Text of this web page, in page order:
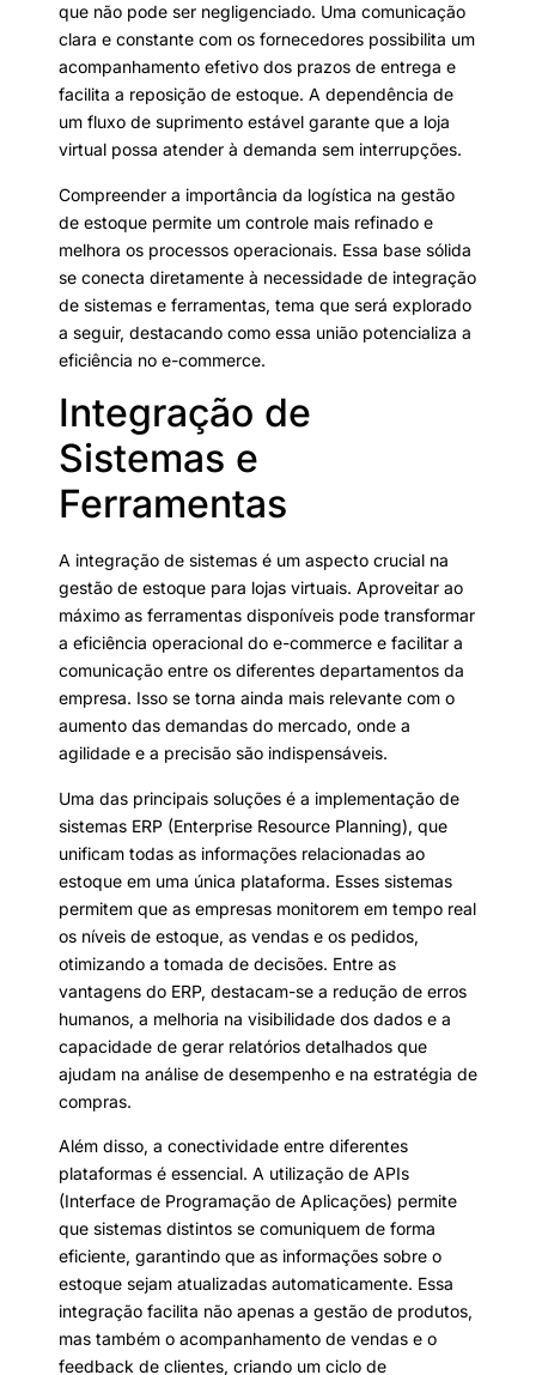
que não pode ser negligenciado. Uma comunicação
clara e constante com os fornecedores possibilita um
acompanhamento efetivo dos prazos de entrega e
facilita a reposição de estoque. A dependência de
um fluxo de suprimento estável garante que a loja
virtual possa atender à demanda sem interrupções.
Compreender a importância da logística na gestão
de estoque permite um controle mais refinado e
melhora os processos operacionais. Essa base sólida
se conecta diretamente à necessidade de integração
de sistemas e ferramentas, tema que será explorado
a seguir, destacando como essa união potencializa a
eficiência no e-commerce.
Integração de
Sistemas e
Ferramentas
A integração de sistemas é um aspecto crucial na
gestão de estoque para lojas virtuais. Aproveitar ao
máximo as ferramentas disponíveis pode transformar
a eficiência operacional do e-commerce e facilitar a
comunicação entre os diferentes departamentos da
empresa. Isso se torna ainda mais relevante com o
aumento das demandas do mercado, onde a
agilidade e a precisão são indispensáveis.
Uma das principais soluções é a implementação de
sistemas ERP (Enterprise Resource Planning), que
unificam todas as informações relacionadas ao
estoque em uma única plataforma. Esses sistemas
permitem que as empresas monitorem em tempo real
os níveis de estoque, as vendas e os pedidos,
otimizando a tomada de decisões. Entre as
vantagens do ERP, destacam-se a redução de erros
humanos, a melhoria na visibilidade dos dados e a
capacidade de gerar relatórios detalhados que
ajudam na análise de desempenho e na estratégia de
compras.
Além disso, a conectividade entre diferentes
plataformas é essencial. A utilização de APIs
(Interface de Programação de Aplicações) permite
que sistemas distintos se comuniquem de forma
eficiente, garantindo que as informações sobre o
estoque sejam atualizadas automaticamente. Essa
integração facilita não apenas a gestão de produtos,
mas também o acompanhamento de vendas e o
feedback de clientes, criando um ciclo de